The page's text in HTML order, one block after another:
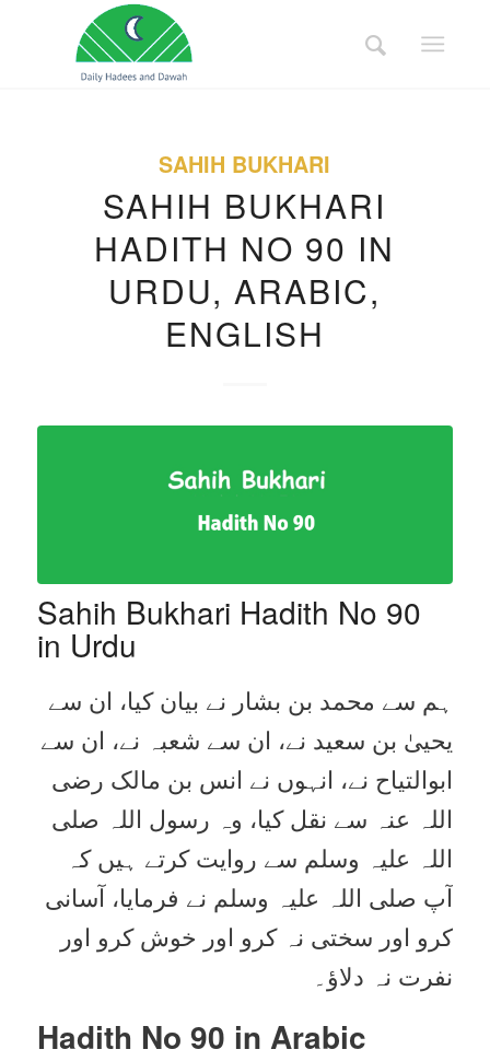
SAHIH BUKHARI
SAHIH BUKHARI
HADITH NO 90 IN
URDU, ARABIC,
ENGLISH
Sahih Bukhari Hadith No 90
in Urdu
ہم سے محمد بن بشار نے بیان کیا، ان سے
یحییٰ بن سعید نے، ان سے شعبہ نے، ان سے
ابوالتیاح نے، انہوں نے انس بن مالک رضی
اللہ عنہ سے نقل کیا، وہ رسول اللہ صلی
اللہ علیہ وسلم سے روایت کرتے ہیں کہ
آپ صلی اللہ علیہ وسلم نے فرمایا، آسانی
کرو اور سختی نہ کرو اور خوش کرو اور
نفرت نہ دلاؤ۔
Hadith No 90 in Arabic